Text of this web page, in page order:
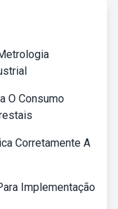
O Consumo
Corretamente A
Implementação